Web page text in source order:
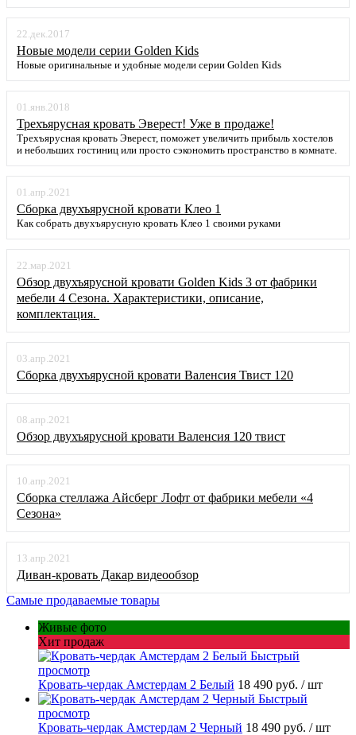
безопасной порошковой краской. Столешница и полки ЛДСП 26 мм.
Доставка по Москве и области осуществляется в течении 2-3х дней!
Заказывайте прямо сейчас!
22.дек.2017
Новые модели серии Golden Kids
Новые оригинальные и удобные модели серии Golden Kids
01.янв.2018
Трехъярусная кровать Эверест! Уже в продаже!
Трехъярусная кровать Эверест, поможет увеличить прибыль хостелов
и небольших гостиниц или просто сэкономить пространство в комнате.
01.апр.2021
Сборка двухъярусной кровати Клео 1
Как собрать двухъярусную кровать Клео 1 своими руками
22.мар.2021
Обзор двухъярусной кровати Golden Kids 3 от фабрики
мебели 4 Сезона. Характеристики, описание,
комплектация.
03.апр.2021
Сборка двухъярусной кровати Валенсия Твист 120
08.апр.2021
Обзор двухъярусной кровати Валенсия 120 твист
10.апр.2021
Сборка стеллажа Айсберг Лофт от фабрики мебели «4
Сезона»
13.апр.2021
Диван-кровать Дакар видеообзор
Самые продаваемые товары
Живые фото
Хит продаж
Быстрый
просмотр
Кровать-чердак Амстердам 2 Белый 18 490 руб. / шт
Быстрый
просмотр
Кровать-чердак Амстердам 2 Черный 18 490 руб. / шт